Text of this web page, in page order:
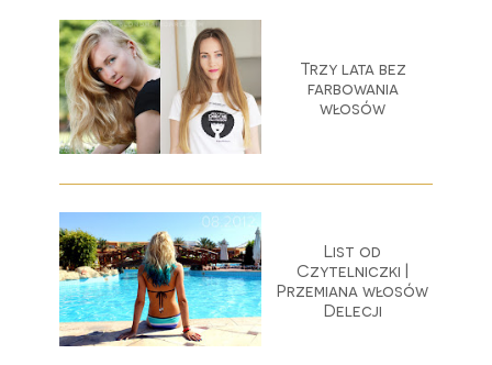
Trzy lata bez
farbowania
włosów
List od
Czytelniczki |
Przemiana włosów
Delecji